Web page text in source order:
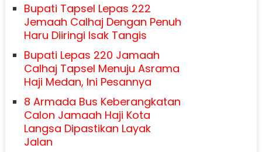
Bupati Tapsel Lepas 222
Jemaah Calhaj Dengan Penuh
Haru Diiringi Isak Tangis
Bupati Lepas 220 Jamaah
Calhaj Tapsel Menuju Asrama
Haji Medan, Ini Pesannya
8 Armada Bus Keberangkatan
Calon Jamaah Haji Kota
Langsa Dipastikan Layak
Jalan